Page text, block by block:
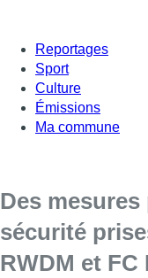
Reportages
Sport
Culture
Émissions
Ma commune
Des
sécurité
RWDM et FC